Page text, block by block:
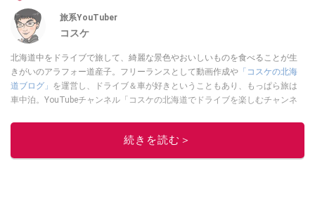
旅系YouTuber
コスケ
北海道中をドライブで旅して、綺麗な景色やおいしいものを食べることが生
きがいのアラフォー道産子。フリーランスとして動画作成や 「コスケの北海
道ブログ」 を運営し、ドライブ＆車が好きということもあり、もっぱら旅は
車中泊。YouTubeチャンネル「コスケの北海道でドライブを楽しむチャンネ
も配信中。
続きを読む＞